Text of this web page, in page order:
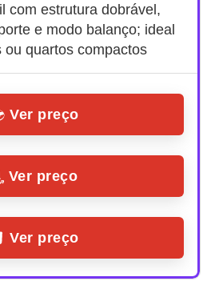
com estrutura dobrável,
e modo balanço; ideal
ou quartos compactos
Ver preço
Ver preço
Ver preço